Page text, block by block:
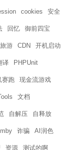
cookies 安全
回忆 御前四宝
旅游 CDN 开机启动
译 PHPUnit
赛跑 现金流游戏
文档
自解压 自释放
诈骗 AI润色
资源 测试的啊